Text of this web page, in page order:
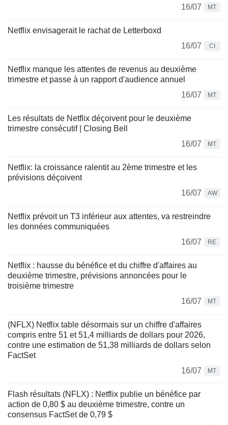
16/07 MT
Netflix envisagerait le rachat de Letterboxd
16/07
CI
Netflix manque les attentes de revenus au deuxième
trimestre et passe à un rapport d'audience annuel
16/07
MT
Les résultats de Netflix déçoivent pour le deuxième
trimestre consécutif | Closing Bell
16/07
MT
Netflix: la croissance ralentit au 2ème trimestre et les
prévisions déçoivent
16/07
AW
Netflix prévoit un T3 inférieur aux attentes, va restreindre
les données communiquées
16/07
RE
Netflix : hausse du bénéfice et du chiffre d'affaires au
deuxième trimestre, prévisions annoncées pour le
troisième trimestre
16/07
MT
(NFLX) Netflix table désormais sur un chiffre d'affaires
compris entre 51 et 51,4 milliards de dollars pour 2026,
contre une estimation de 51,38 milliards de dollars selon
FactSet
16/07
MT
Flash résultats (NFLX) : Netflix publie un bénéfice par
action de 0,80 $ au deuxième trimestre, contre un
consensus FactSet de 0,79 $